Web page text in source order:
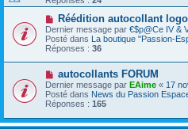
Réédition autocollant
Dernier message par €$p@Ce IV &
Posté dans La boutique "Passion-
Réponses : 36
autocollants FORUM
Dernier message par EAime « 17
Posté dans News du Passion
Réponses : 165